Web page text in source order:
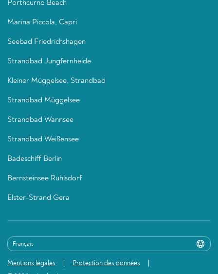
Porthcurno Beach
Marina Piccola, Capri
Seebad Friedrichshagen
Strandbad Jungfernheide
Kleiner Müggelsee, Strandbad
Strandbad Müggelsee
Strandbad Wannsee
Strandbad Weißensee
Badeschiff Berlin
Bernsteinsee Ruhlsdorf
Elster-Strand Gera
Mentions légales
Protection des données